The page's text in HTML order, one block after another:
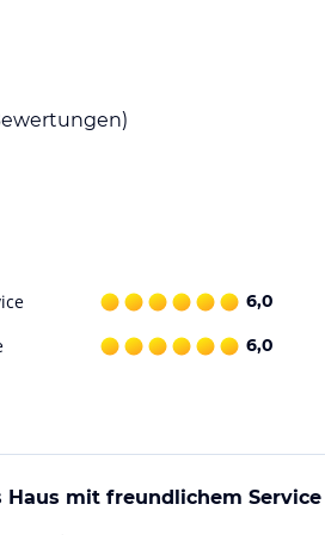
abends mit einem leckeren Abendessen
Ihre Freizeit aktiv zu gestalten. Entspannen
oder Wandern. Das Hotel verfügt auch
und die umliegende Region zu bieten
6,0
6,0
Haus mit freundlichem Service